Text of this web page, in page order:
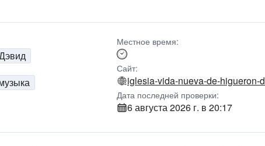
Местное время:
Сайт:
Дата последней проверки:
6 августа 2026 г. в 20:17